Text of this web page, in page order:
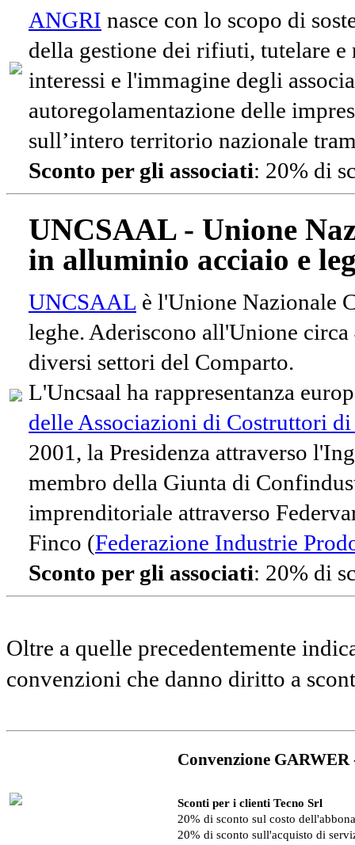
ANGRI nasce con lo scopo di
della gestione dei rifiuti, tutelare e
interessi e l'immagine degli
autoregolamentazione delle
sull’intero territorio nazionale
Sconto per gli associati: 20% di
UNCSAAL - Unione
in alluminio acciaio e
UNCSAAL è l'Unione Nazionale
leghe. Aderiscono all'Unione
diversi settori del Comparto.
L'Uncsaal ha rappresentanza
delle Associazioni di Costruttori
2001, la Presidenza attraverso
membro della Giunta di
imprenditoriale attraverso
Finco (Federazione Industrie
Sconto per gli associati: 20% di
Oltre a quelle precedentemente
convenzioni che danno diritto a
Convenzione
Sconti per i clienti Tecno Srl
20% di sconto sul costo
20% di sconto sull'acquisto di